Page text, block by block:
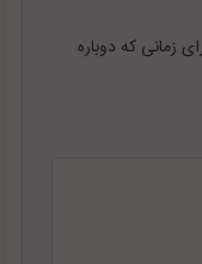
زمانی که دوباره